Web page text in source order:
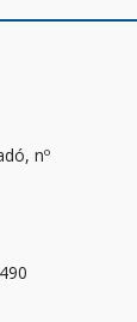
nº